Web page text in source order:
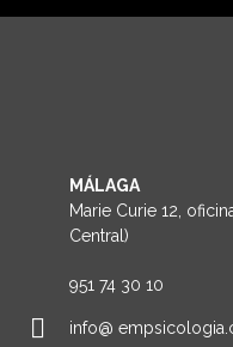
MÁLAGA
Marie Curie 12,
Central)
951 74 30 10
info@